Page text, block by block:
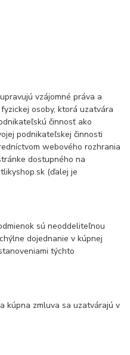
vzájomné práva a
osoby, ktorá uzatvára
činnosť ako
podnikateľskej činnosti
webového rozhrania
dostupného na
(ďalej je
sú neoddeliteľnou
dojednanie v kúpnej
týchto
kúpna zmluva sa uzatvárajú v